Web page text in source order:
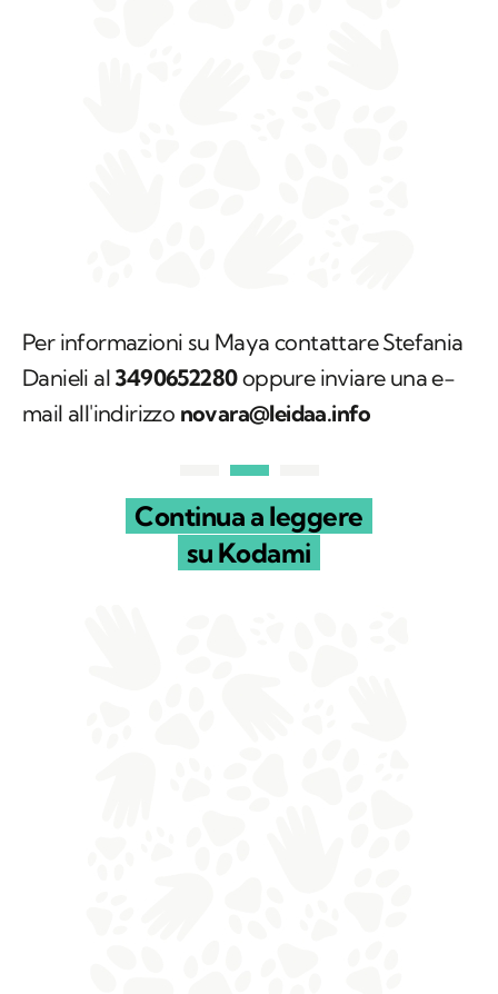
Per informazioni su Maya contattare Stefania
Danieli al 3490652280oppure inviare una e-
mail all'indirizzo novara@leidaa.info
Continua a leggere
su Kodami